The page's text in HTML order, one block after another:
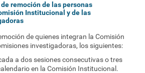
remoción de las personas
Institucional y de las
de quienes integran la Comisión
investigadoras, los siguientes:
a dos sesiones consecutivas o tres
en la Comisión Institucional.